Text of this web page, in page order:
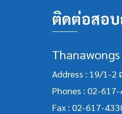
ติดต่อสอ
Address : 19/1-2
Phones : 02-617-
Fax : 02-617-